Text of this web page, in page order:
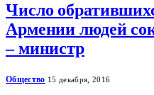
Число
Армении людей
– министр
Общество 15 декабря, 2016